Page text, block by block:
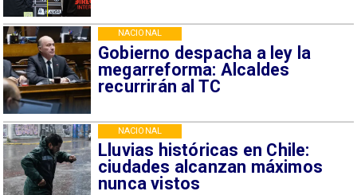
Gobierno despacha a ley la
megarreforma: Alcaldes
recurrirán al TC
NACIONAL
Lluvias históricas en Chile:
ciudades alcanzan máximos
nunca vistos
NACIONAL